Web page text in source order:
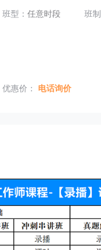
班型： 任意时段 班制
优惠价： 电话询价